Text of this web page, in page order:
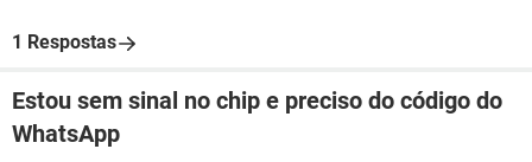
1 Respostas
Estou sem sinal no chip e preciso do código do
WhatsApp